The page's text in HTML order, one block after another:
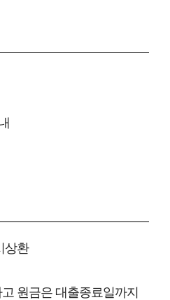
상환
원금은 대출종료일까지